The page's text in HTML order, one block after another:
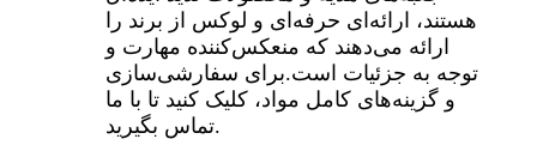
هستند، ارائه‌ای حرفه‌ای و لوکس از برند را
ارائه می‌دهند که منعکس‌کننده مهارت و
توجه به جزئیات است.برای سفارشی‌سازی
و گزینه‌های کامل مواد، کلیک کنید تا با ما
تماس بگیرید.